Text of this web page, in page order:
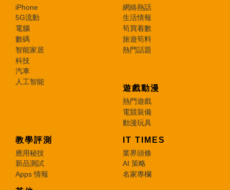
iPhone
5G流動
電腦
數碼
智能家居
科技
汽車
人工智能
網絡熱話
生活情報
筍買着數
旅遊筍料
熱門話題
遊戲動漫
熱門遊戲
電競裝備
動漫玩具
教學評測
應用秘技
新品測試
Apps 情報
IT TIMES
業界頭條
AI 策略
名家專欄